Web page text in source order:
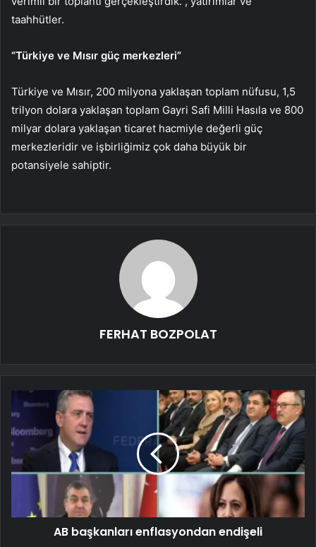
taahhütler.
“Türkiye ve Mısır güç merkezleri”
Türkiye ve Mısır, 200 milyona yaklaşan toplam nüfusu, 1,5
trilyon dolara yaklaşan toplam Gayri Safi Milli Hasıla ve 800
milyar dolara yaklaşan ticaret hacmiyle değerli güç
merkezleridir ve işbirliğimiz çok daha büyük bir
potansiyele sahiptir.
FERHAT BOZPOLAT
AB başkanları enflasyondan endişeli